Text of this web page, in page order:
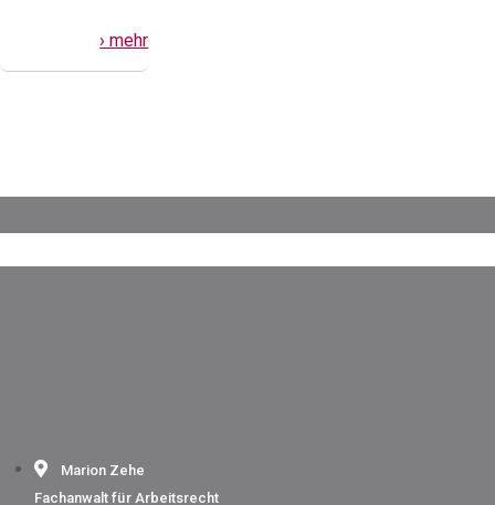
› mehr
Marion Zehe
Fachanwalt für Arbeitsrecht